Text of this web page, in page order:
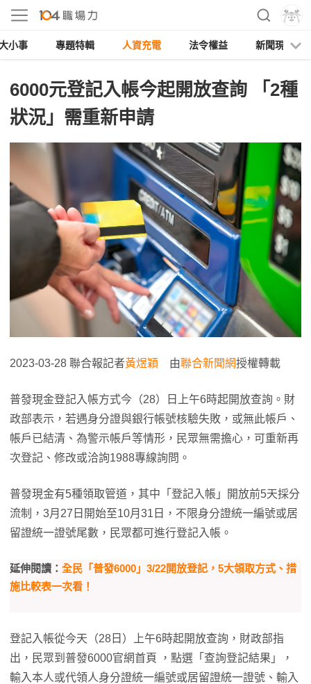
小事 專題特輯 人資充電 法令權益 新聞現場
6000元登記入帳今起開放查詢 「2種
狀況」需重新申請
2023-03-28 聯合報記者黃煜穎 由聯合新聞網授權轉載
普發現金登記入帳方式今（28）日上午6時起開放查詢。財
政部表示，若遇身分證與銀行帳號核驗失敗，或無此帳戶、
帳戶已結清、為警示帳戶等情形，民眾無需擔心，可重新再
次登記、修改或洽詢1988專線詢問。
普發現金有5種領取管道，其中「登記入帳」開放前5天採分
流制，3月27日開始至10月31日，不限身分證統一編號或居
留證統一證號尾數，民眾都可進行登記入帳。
延伸閱讀： 全民「普發6000」3/22開放登記，5大領取方式、措
施比較表一次看！
登記入帳從今天（28日）上午6時起開放查詢，財政部指
出，民眾到普發6000官網首頁 ，點選「查詢登記結果」，
輸入本人或代領人身分證統一編號或居留證統一證號、輸入